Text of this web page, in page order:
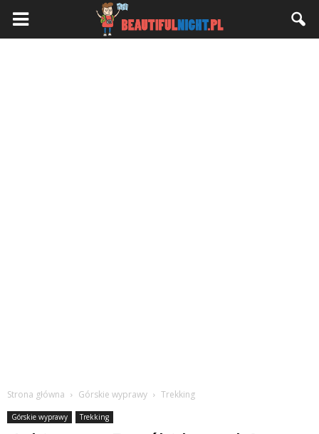
Strona główna Górskie wyprawy Trekking
Górskie wyprawy Trekking